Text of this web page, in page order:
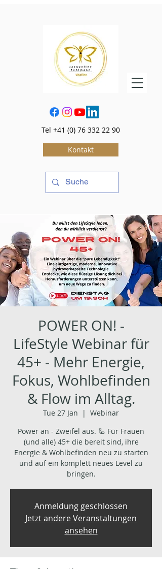
Tel +41 (0) 76 332 22 90
Kontakt
POWER ON! -
LifeStyle Webinar für
45+ - Mehr Energie,
Fokus, Wohlbefinden
& Flow im Alltag.
Tue 27 Jan
  |
Webinar
Power an - Zweifel aus. 🦾 Für Frauen
(und alle) 45+ die bereit sind, ihre
Energie & Wohlbefinden neu zu starten
und auf ein komplett neues Level zu
bringen.
Anmeldung geschlossen
Jetzt andere Veranstaltungen
ansehen